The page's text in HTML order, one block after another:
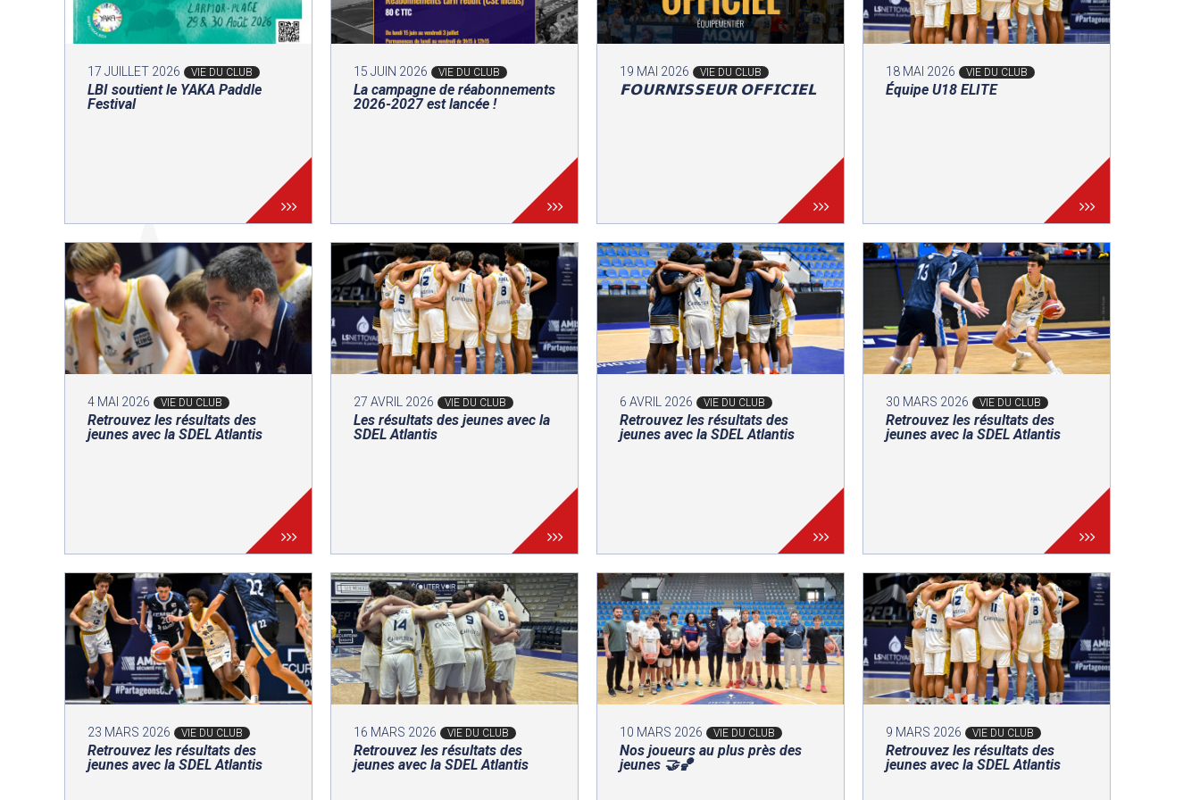
17 JUILLET 2026 VIE DU CLUB
LBI soutient le YAKA Paddle
Festival
15 JUIN 2026 VIE DU CLUB
La campagne de réabonnements
2026-2027 est lancée !
19 MAI 2026 VIE DU CLUB
𝗙𝗢𝗨𝗥𝗡𝗜𝗦𝗦𝗘𝗨𝗥 𝗢𝗙𝗙𝗜𝗖𝗜𝗘𝗟
18 MAI 2026 VIE DU CLUB
Équipe U18 ELITE
4 MAI 2026 VIE DU CLUB
Retrouvez les résultats des
jeunes avec la SDEL Atlantis
27 AVRIL 2026 VIE DU CLUB
Les résultats des jeunes avec la
SDEL Atlantis
6 AVRIL 2026 VIE DU CLUB
Retrouvez les résultats des
jeunes avec la SDEL Atlantis
30 MARS 2026 VIE DU CLUB
Retrouvez les résultats des
jeunes avec la SDEL Atlantis
23 MARS 2026 VIE DU CLUB
Retrouvez les résultats des
jeunes avec la SDEL Atlantis
16 MARS 2026 VIE DU CLUB
Retrouvez les résultats des
jeunes avec la SDEL Atlantis
10 MARS 2026 VIE DU CLUB
Nos joueurs au plus près des
jeunes 🤝🏀
9 MARS 2026 VIE DU CLUB
Retrouvez les résultats des
jeunes avec la SDEL Atlantis